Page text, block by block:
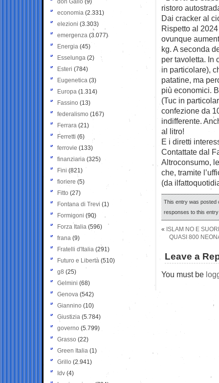
ristoro
Dai cracker al
Rispetto al
ovunque
kg. A seconda
per tavoletta. In
in particolare),
patatine, ma
più economici.
(Tuc in
confezione da
indifferente.
al litro!
E i diretti
Contattate dal
Altroconsumo,
che, tramite
(da
This entry was posted
responses to this
« ISLAM NO E
QUASI 800
Leave a
You must be
don Gallo (9)
economia (2.331)
elezioni (3.303)
emergenza (3.077)
Energia (45)
Esselunga (2)
Esteri (784)
Eugenetica (3)
Europa (1.314)
Fassino (13)
federalismo (167)
Ferrara (21)
Ferretti (6)
ferrovie (133)
finanziaria (325)
Fini (821)
fioriere (5)
Fitto (27)
Fontana di Trevi (1)
Formigoni (90)
Forza Italia (596)
frana (9)
Fratelli d'Italia (291)
Futuro e Libertà (510)
g8 (25)
Gelmini (68)
Genova (542)
Giannino (10)
Giustizia (5.784)
governo (5.799)
Grasso (22)
Green Italia (1)
Grillo (2.941)
Idv (4)